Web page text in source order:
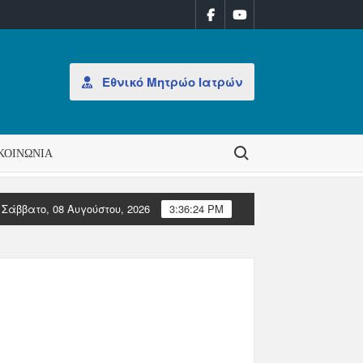
Εθνικό Μητρώο Ιατρών
Search for:
31/2026 ΑΝΑΚΟΙΝΩΣΗ: Έκδοση Αδειών Άσκησης
Σάββατο, 08 Αυγούστου, 2026 3:36:24 PM